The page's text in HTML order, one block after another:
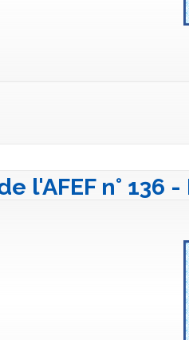
l'AFEF n° 136